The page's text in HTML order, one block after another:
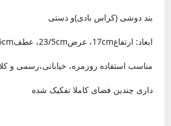
بند دوشی (کراس بادی)و دستی
ابعاد: ارتفاع17cm، عرض23/5cm، عطف6cm
مناسب استفاده روزمره، خیابانی،رسمی و
داری چندین فضای کاملا تفکیک شده